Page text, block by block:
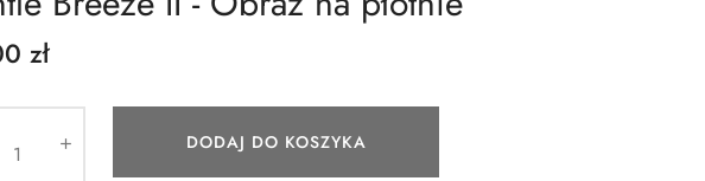
zł
DODAJ DO KOSZYKA